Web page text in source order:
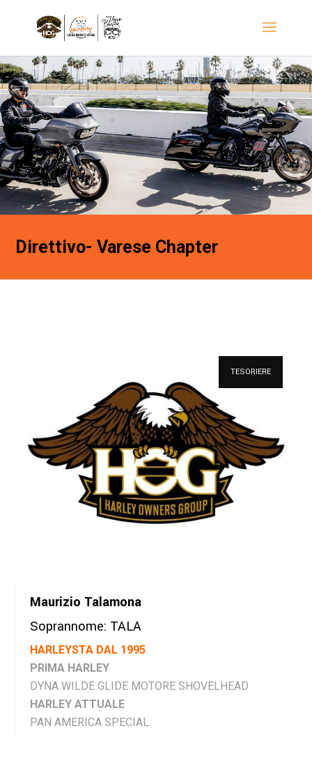
Direttivo- Varese Chapter
Maurizio Talamona
Soprannome: TALA
HARLEYSTA DAL 1995
PRIMA HARLEY
DYNA WILDE GLIDE MOTORE SHOVELHEAD
HARLEY ATTUALE
PAN AMERICA SPECIAL